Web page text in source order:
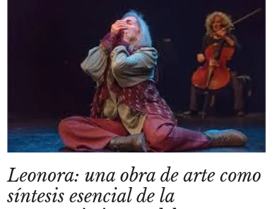
Leonora: una obra de arte como
síntesis esencial de la